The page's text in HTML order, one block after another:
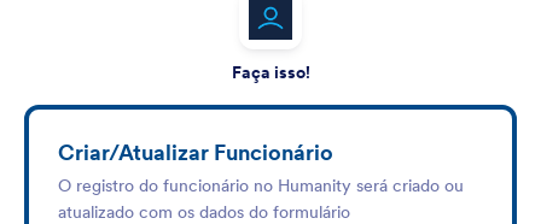
Faça isso!
Criar/Atualizar Funcionário
O registro do funcionário no Humanity será criado ou
atualizado com os dados do formulário